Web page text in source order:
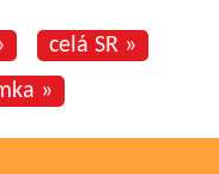
celá SR »
»